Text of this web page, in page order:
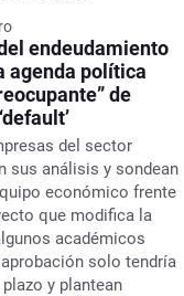
endeudamiento
agenda política
de
del sector
sus análisis y sondean
económico frente
que modifica la
académicos
solo tendría
y plantean